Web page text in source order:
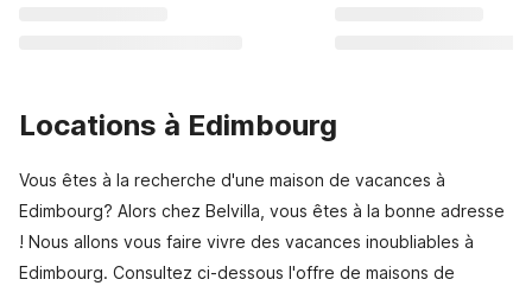
Locations à Edimbourg
Vous êtes à la recherche d'une maison de vacances à
Edimbourg? Alors chez Belvilla, vous êtes à la bonne adresse
! Nous allons vous faire vivre des vacances inoubliables à
Edimbourg. Consultez ci-dessous l'offre de maisons de